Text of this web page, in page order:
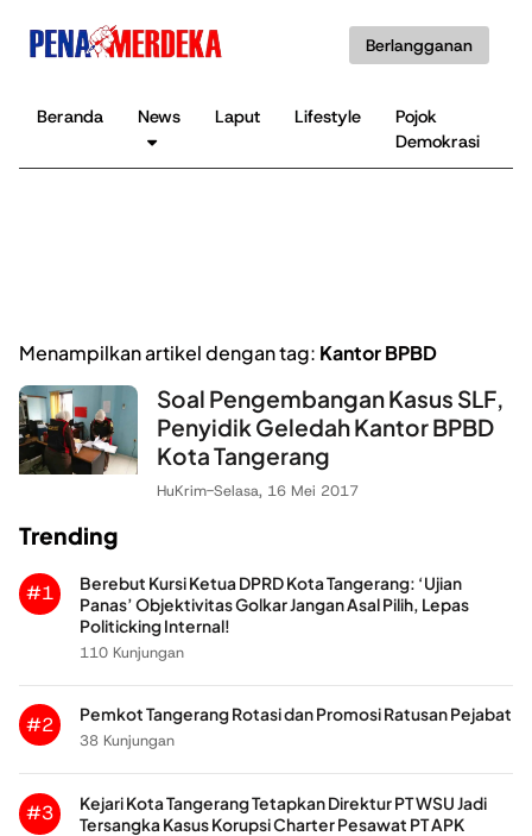
Berlangganan
Beranda News Laput Lifestyle
Pojok
Demokrasi
Menampilkan artikel dengan tag: Kantor BPBD
Soal Pengembangan Kasus SLF,
Penyidik Geledah Kantor BPBD
Kota Tangerang
HuKrim-Selasa, 16 Mei 2017
Trending
#1
Berebut Kursi Ketua DPRD Kota Tangerang: ‘Ujian
Panas’ Objektivitas Golkar Jangan Asal Pilih, Lepas
Politicking Internal!
110 Kunjungan
#2
Pemkot Tangerang Rotasi dan Promosi Ratusan Pejabat
38 Kunjungan
#3
Kejari Kota Tangerang Tetapkan Direktur PT WSU Jadi
Tersangka Kasus Korupsi Charter Pesawat PT APK